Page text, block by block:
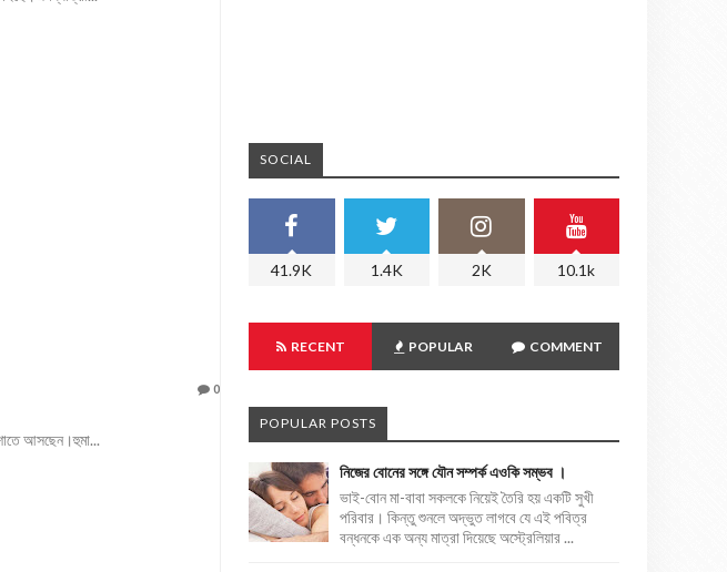
0
আসছেন।হুমা...
SOCIAL
41.9K 1.4K 2K 10.1k
RECENT POPULAR COMMENT
POPULAR POSTS
নিজের বোনের সঙ্গে যৌন সম্পর্ক এওকি সম্ভব ।
ভাই-বোন মা-বাবা সকলকে নিয়েই তৈরি হয় একটি সুখী
পরিবার। কিন্তু শুনলে অদ্ভুত লাগবে যে এই পবিত্র
বন্ধনকে এক অন্য মাত্রা দিয়েছে অস্ট্রেলিয়ার ...